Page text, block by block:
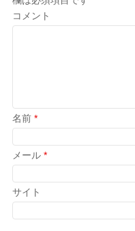
コメント
名前*
メール*
サイト